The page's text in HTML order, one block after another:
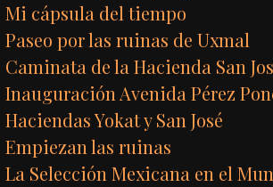
Mi cápsula del tiempo
Paseo por las ruinas de Uxmal
Caminata de la Hacienda San
Inauguración Avenida Pérez
Haciendas Yokat y San José
Empiezan las ruinas
La Selección Mexicana en el